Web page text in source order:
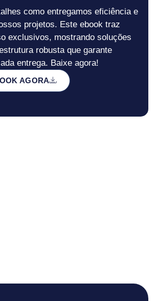
como entregamos eficiência e
projetos. Este ebook traz
exclusivos, mostrando soluções
robusta que garante
entrega. Baixe agora!
AGORA